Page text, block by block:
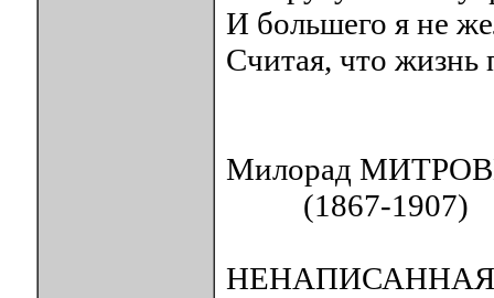
И большего я не
Считая, что жизнь
Милорад
(1867-1907)